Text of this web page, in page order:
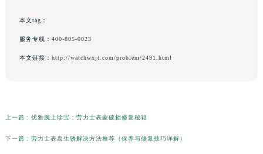
本文tag：
服务专线： 400-805-0023
本文链接： http://watchwxjt.com/problem/2491.html
上一篇： 优雅腕上珍宝：劳力士表蒙破损修复秘籍
下一篇： 劳力士表盘生锈解决方法推荐（保养与修复技巧详解）